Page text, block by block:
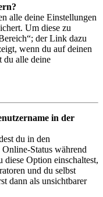
alle deine Einstellungen
Um diese zu
der Link dazu
wenn du auf deinen
du alle deine
in der
du in den
Status während
diese Option einschaltest,
und du selbst
dann als unsichtbarer